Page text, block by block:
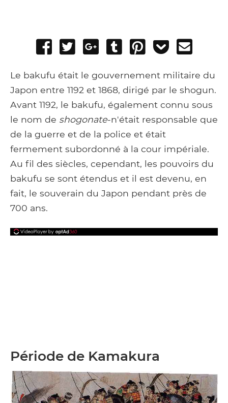
Share
Facebook
Tweet
Share
Google+
Post
Tumblr
Pin
Add
Pocket
Le bakufu était le gouvernement militaire du
Japon entre 1192 et 1868, dirigé par le shogun.
Avant 1192, le bakufu, également connu sous
le nom de shogonate-n'était responsable que
de la guerre et de la police et était
fermement subordonné à la cour impériale.
Au fil des siècles, cependant, les pouvoirs du
bakufu se sont étendus et il est devenu, en
fait, le souverain du Japon pendant près de
700 ans.
Période de Kamakura